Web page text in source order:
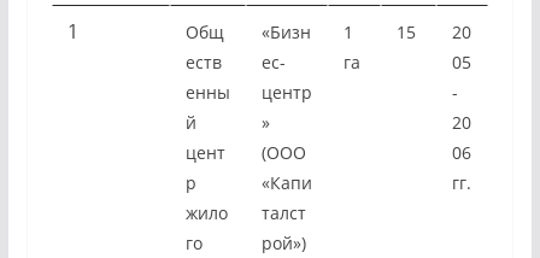
1
Общ
еств
енны
й
цент
р
жило
го
«Бизн
ес-
центр
»
(ООО
«Капи
талст
рой»)
1
га
15
20
05
-
20
06
гг.